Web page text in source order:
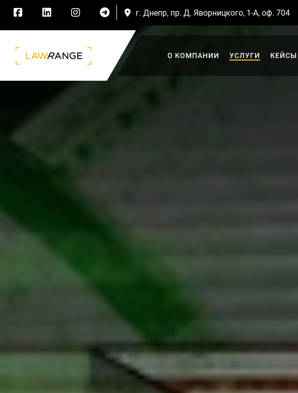
г. Днепр, пр. Д. Яворницкого, 1-А, оф. 704
О КОМПАНИИ УСЛУГИ КЕЙСЫ